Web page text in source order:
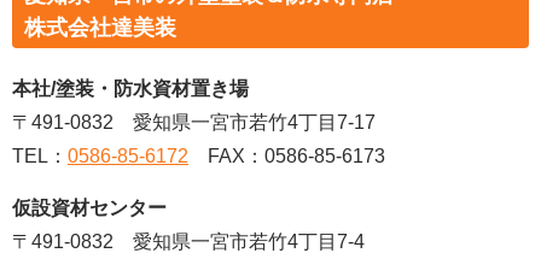
株式会社達美装
本社/塗装・防水資材置き場
〒491-0832 愛知県一宮市若竹4丁目7-17
TEL： 0586-85-6172 FAX：0586-85-6173
仮設資材センター
〒491-0832 愛知県一宮市若竹4丁目7-4